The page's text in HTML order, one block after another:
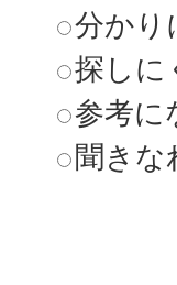
分かり
探しに
参考に
聞きな